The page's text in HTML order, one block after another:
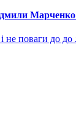
не поваги до